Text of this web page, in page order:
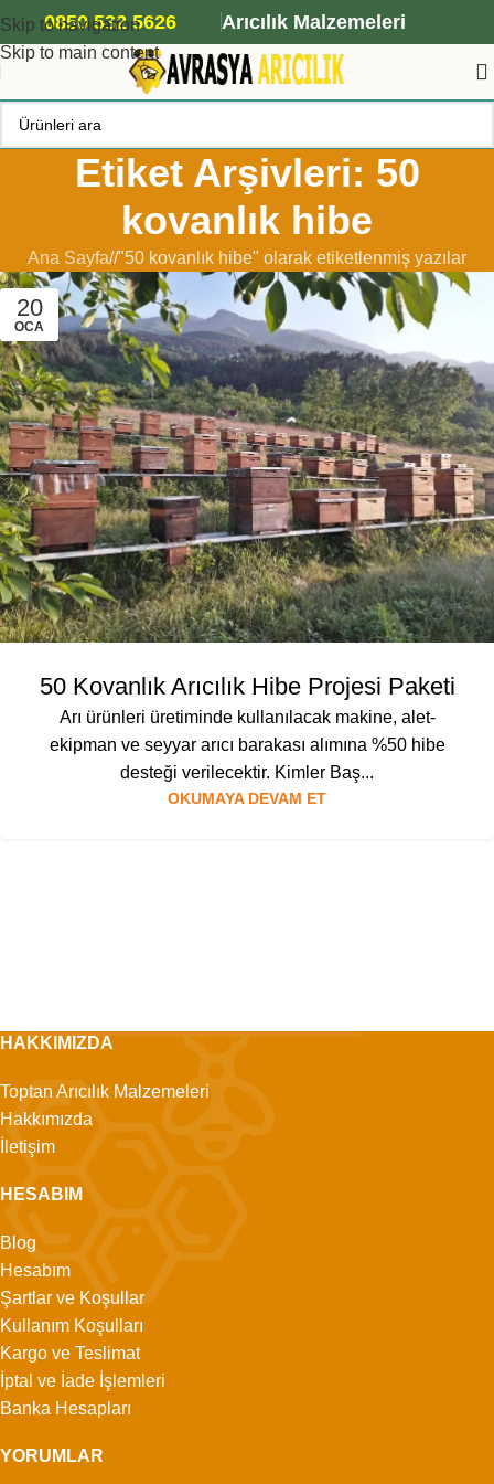
Skip to navigation
Skip to main content
ANA ARI SİPARİŞİ İÇİN TIKLAYIN
0850 532 5626 Arıcılık Malzemeleri
Etiket Arşivleri: 50
kovanlık hibe
Ana Sayfa/ "50 kovanlık hibe" olarak etiketlenmiş yazılar
20
OCA
50 Kovanlık Arıcılık Hibe Projesi Paketi
Arı ürünleri üretiminde kullanılacak makine, alet-
ekipman ve seyyar arıcı barakası alımına %50 hibe
desteği verilecektir. Kimler Baş...
OKUMAYA DEVAM ET
HAKKIMIZDA
Toptan Arıcılık Malzemeleri
Hakkımızda
İletişim
HESABIM
Blog
Hesabım
Şartlar ve Koşullar
Kullanım Koşulları
Kargo ve Teslimat
İptal ve İade İşlemleri
Banka Hesapları
YORUMLAR